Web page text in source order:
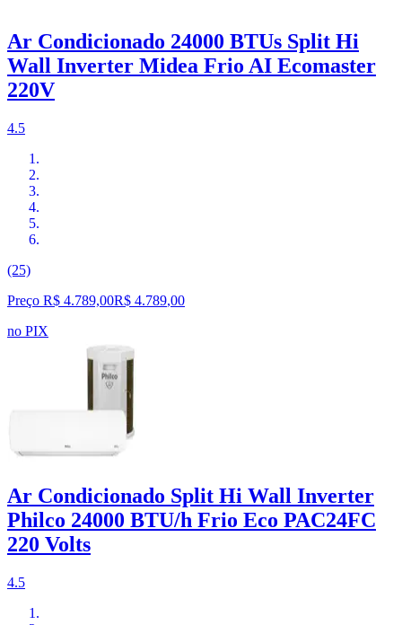
Ar Condicionado 24000 BTUs Split Hi
Wall Inverter Midea Frio AI Ecomaster
220V
4.5
(25)
Preço R$ 4.789,00R$ 4.789,00
no PIX
Ar Condicionado Split Hi Wall Inverter
Philco 24000 BTU/h Frio Eco PAC24FC
220 Volts
4.5